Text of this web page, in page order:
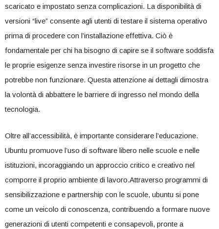
scaricato ​e ‌impostato senza complicazioni. La disponibilità di
versioni “live” consente agli utenti di testare il sistema operativo
prima di procedere⁤ con l’installazione ⁤effettiva. Ciò è
fondamentale‍ per chi ha‌ bisogno di capire ‍se⁤ il software soddisfa
le proprie esigenze senza investire risorse in un progetto che
potrebbe non funzionare. Questa attenzione ai dettagli dimostra
la volontà ⁢di ⁢abbattere le barriere di ingresso nel mondo della
‍tecnologia.
Oltre all’accessibilità, è importante considerare l’educazione.
Ubuntu promuove l’uso di ‍software libero nelle scuole⁤ e nelle
istituzioni, incoraggiando un approccio critico e creativo nel
comporre il proprio ambiente di lavoro.Attraverso programmi di
sensibilizzazione⁢ e partnership con le scuole,⁤ ubuntu si ⁢pone
come ⁢un veicolo di conoscenza, contribuendo a formare nuove
generazioni di utenti competenti e consapevoli, pronte a